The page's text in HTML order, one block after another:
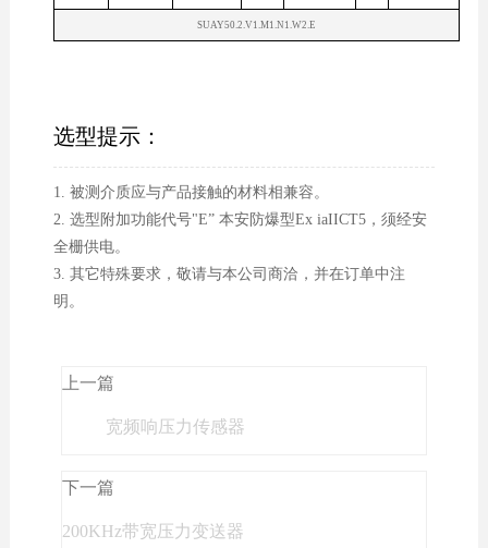
SUAY50.2.V1.M1.N1.W2.E
选型提示：
1. 被测介质应与产品接触的材料相兼容。
2. 选型附加功能代号"E” 本安防爆型Ex iaIICT5，须经安
全栅供电。
3. 其它特殊要求，敬请与本公司商洽，并在订单中注
明。
上一篇
宽频响压力传感器
下一篇
200KHz带宽压力变送器